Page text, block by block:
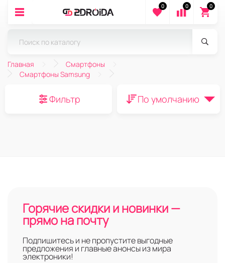
0 0 0
Главная
Смартфоны
Смартфоны Samsung
Фильтр По умолчанию
Горячие скидки и новинки —
прямо на почту
Подпишитесь и не пропустите выгодные
предложения и главные анонсы из мира
электроники!